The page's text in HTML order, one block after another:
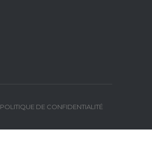
POLITIQUE DE CONFIDENTIALITÉ